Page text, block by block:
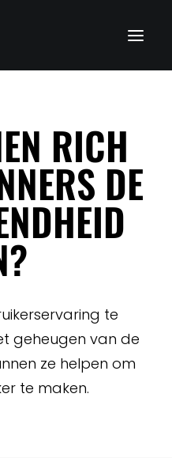
RICH
DE
te
geheugen van de
ze helpen om
te maken.